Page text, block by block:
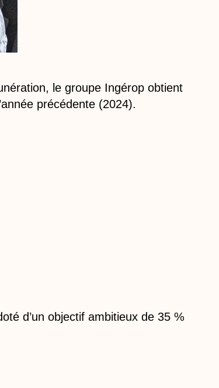
le groupe Ingérop obtient
précédente (2024).
d’un objectif ambitieux de 35 %